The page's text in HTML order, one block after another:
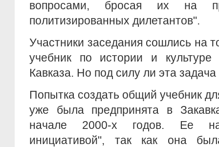
вопросами, бросая их на
политизированных дилетантов".
Участники заседания сошлись на
учебник по истории и культуре
Кавказа. Но под силу ли эта
Попытка создать общий учебник
уже была предпринята в
начале 2000-х годов. Ее
инициативой", так как она